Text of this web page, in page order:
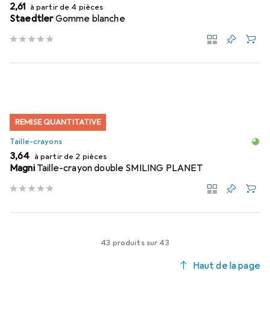
EUR
2,61 à partir de 4 pièces
StaedtlerGomme blanche
REMISE QUANTITATIVE
Taille-crayons
EUR
3,64 à partir de 2 pièces
Magni Taille-crayon double SMILING PLANET
43 produits sur 43
Haut de la page